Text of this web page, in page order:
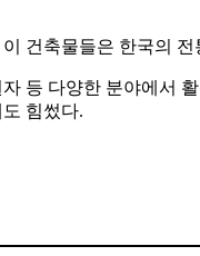
건축물들은 한국의
등 다양한 분야에서
힘썼다.